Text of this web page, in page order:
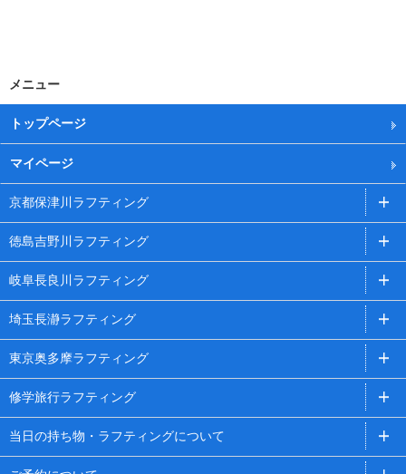
メニュー
トップページ
マイページ
京都保津川ラフティング
徳島吉野川ラフティング
岐阜長良川ラフティング
埼玉長瀞ラフティング
東京奥多摩ラフティング
修学旅行ラフティング
当日の持ち物・ラフティングについて